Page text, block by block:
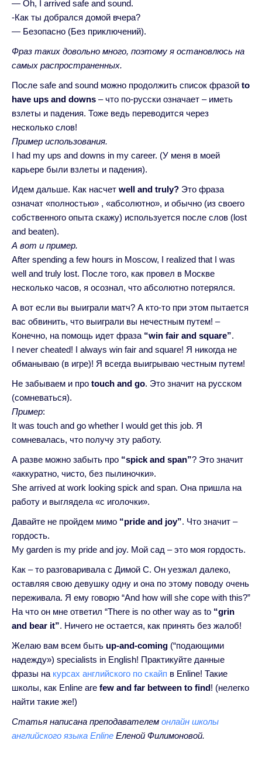
— Oh, I arrived safe and sound.
-Как ты добрался домой вчера?
— Безопасно (Без приключений).
Фраз таких довольно много, поэтому я остановлюсь на
самых распространенных.
После safe and sound можно продолжить список фразой to
have ups and downs – что по-русски означает – иметь
взлеты и падения. Тоже ведь переводится через
несколько слов!
Пример использования.
I had my ups and downs in my career. (У меня в моей
карьере были взлеты и падения).
Идем дальше. Как насчет well and truly? Это фраза
означат «полностью» , «абсолютно», и обычно (из своего
собственного опыта скажу) используется после слов (lost
and beaten).
А вот и пример.
After spending a few hours in Moscow, I realized that I was
well and truly lost. После того, как провел в Москве
несколько часов, я осознал, что абсолютно потерялся.
А вот если вы выиграли матч? А кто-то при этом пытается
вас обвинить, что выиграли вы нечестным путем! –
Конечно, на помощь идет фраза “win fair and square”.
I never cheated! I always win fair and square! Я никогда не
обманываю (в игре)! Я всегда выигрываю честным путем!
Не забываем и про touch and go. Это значит на русском
(сомневаться).
Пример:
It was touch and go whether I would get this job. Я
сомневалась, что получу эту работу.
А разве можно забыть про “spick and span”? Это значит
«аккуратно, чисто, без пылиночки».
She arrived at work looking spick and span. Она пришла на
работу и выглядела «с иголочки».
Давайте не пройдем мимо “pride and joy”. Что значит –
гордость.
My garden is my pride and joy. Мой сад – это моя гордость.
Как – то разговаривала с Димой С. Он уезжал далеко,
оставляя свою девушку одну и она по этому поводу очень
переживала. Я ему говорю “And how will she cope with this?”
На что он мне ответил “There is no other way as to “grin
and bear it”. Ничего не остается, как принять без жалоб!
Желаю вам всем быть up-and-coming (“подающими
надежду») specialists in English! Практикуйте данные
фразы на курсах английского по скайп в Enline! Такие
школы, как Enline are few and far between to find! (нелегко
найти такие же!)
Статья написана преподавателем онлайн школы
английского языка Enline Еленой Филимоновой.